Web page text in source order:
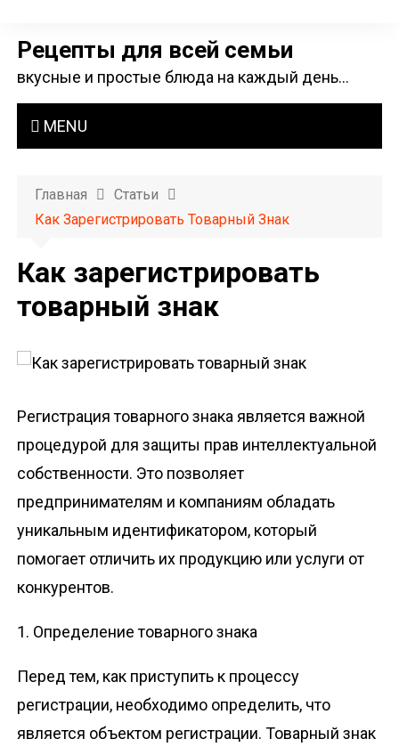
Рецепты для всей семьи
вкусные и простые блюда на каждый день…
MENU
Главная
Статьи
Как Зарегистрировать Товарный Знак
Как зарегистрировать
товарный знак
Регистрация товарного знака является важной
процедурой для защиты прав интеллектуальной
собственности. Это позволяет
предпринимателям и компаниям обладать
уникальным идентификатором, который
помогает отличить их продукцию или услуги от
конкурентов.
1. Определение товарного знака
Перед тем, как приступить к процессу
регистрации, необходимо определить, что
является объектом регистрации. Товарный знак